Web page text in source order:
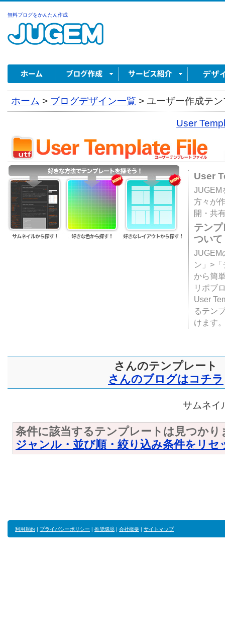
無料ブログをかんたん作成
ホーム > ブログデザイン一覧 > ユーザー作成テ
User
User
JUGEM
方々が
開・共
テン
ついて
JUGEM
ン」>
から簡
リポブ
User
るテン
けます
さんのテンプレート
さんのブログはコチラ
サムネイ
条件に該当するテンプレートは見つかり
ジャンル・並び順・絞り込み条件をリセ
利用規約 | プライバシーポリシー | 推奨環境 | 会社概要 | サイトマップ